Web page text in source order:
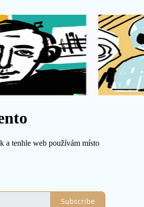
a tenhle web používám místo
Subscribe